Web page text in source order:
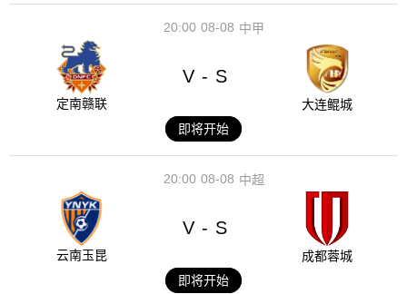
08-08
20:00 中甲
定南赣联
V - S
大连鲲城
即将开始
08-08
20:00 中超
云南玉昆
V - S
成都蓉城
即将开始